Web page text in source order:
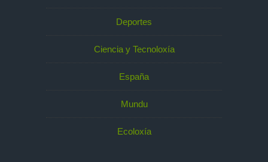
Deportes
Ciencia y Tecnoloxía
España
Mundu
Ecoloxía